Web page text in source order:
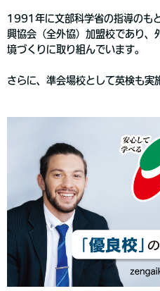
1991年に文部科学省の指導のも
興協会（全外協）加盟校であり、
境づくりに取り組んでいます。
さらに、準会場校として英検も実